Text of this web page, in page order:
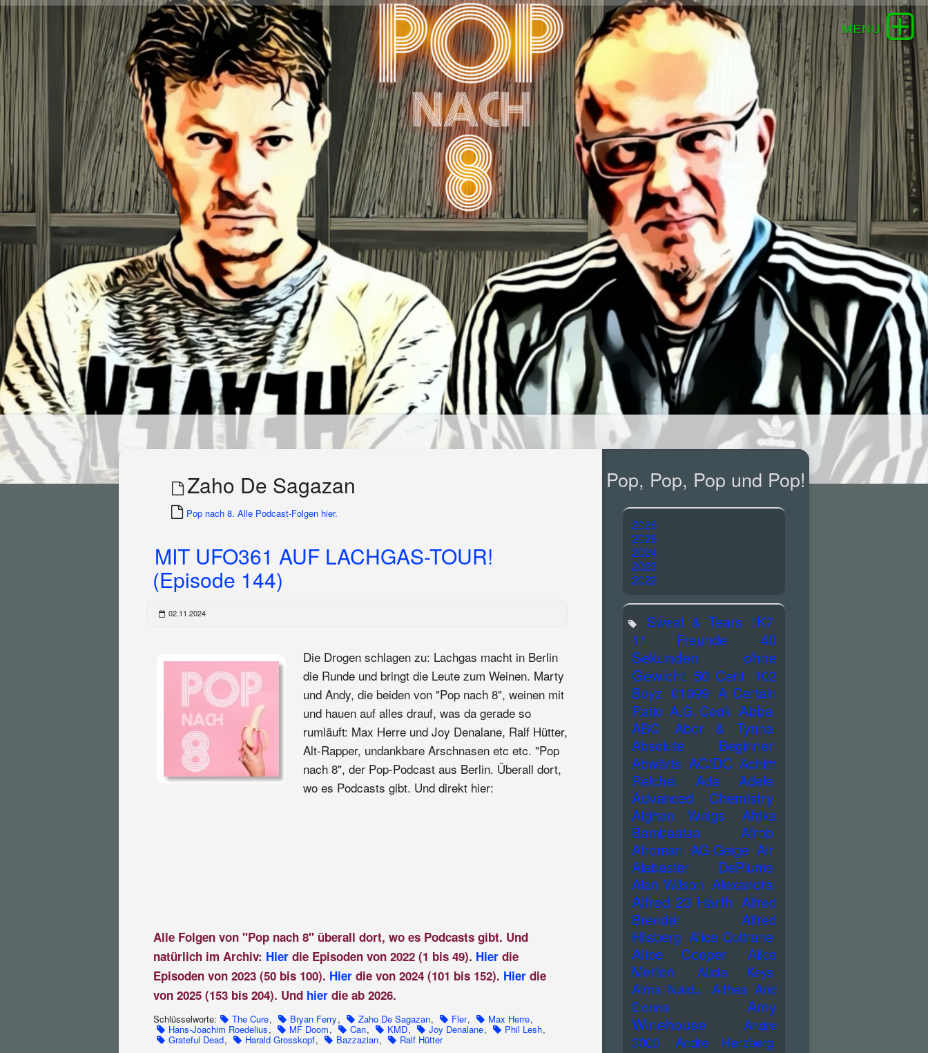
Zaho De Sagazan
Pop nach 8. Alle Podcast-Folgen hier.
MIT UFO361 AUF LACHGAS-TOUR!
(Episode 144)
02.11.2024
Die Drogen schlagen zu: Lachgas macht in Berlin
die Runde und bringt die Leute zum Weinen. Marty
und Andy, die beiden von "Pop nach 8", weinen mit
und hauen auf alles drauf, was da gerade so
rumläuft: Max Herre und Joy Denalane, Ralf Hütter,
Alt-Rapper, undankbare Arschnasen etc etc. "Pop
nach 8", der Pop-Podcast aus Berlin. Überall dort,
wo es Podcasts gibt. Und direkt hier:
Alle Folgen von "Pop nach 8" überall dort, wo es Podcasts gibt. Und
natürlich im Archiv: Hier die Episoden von 2022 (1 bis 49). Hier die
Episoden von 2023 (50 bis 100). Hier die von 2024 (101 bis 152). Hier die
von 2025 (153 bis 204). Und hier die ab 2026.
Schlüsselworte: The Cure, Bryan Ferry, Zaho De Sagazan, Fler, Max Herre,
Hans-Joachim Roedelius, MF Doom, Can, KMD, Joy Denalane, Phil Lesh,
Grateful Dead, Harald Grosskopf, Bazzazian, Ralf Hütter
Pop, Pop, Pop und Pop!
2026
2025
2024
2023
2022
Sweat & Tears
!K7
11 Freunde
40
Sekunden ohne
Gewicht 50 Cent 102
Boyz 01099 A Certain
Ratio A.G. Cook Abba
ABC
Abor & Tynna
Absolute Beginner
Abwärts AC/DC Achim
Reichel
Ada Adele
Advanced Chemistry
Afghan Whigs
Afrika
Bambaataa
Afrob
Afroman AG Geige Air
Alabaster DePlume
Alan Wilson Alexandra
Alfred 23 Harth Alfred
Brendel
Alfred
Hilsberg Alice Coltrane
Alice Cooper
Alice
Merton
Alicia Keys
Alma Naidu
Althea And
Donna
Amy
Winehouse
Andre
3000
Andre Herzberg